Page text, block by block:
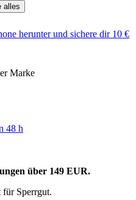
alles
herunter und sichere dir 10 €
Marke
48 h
über 149 EUR.
Sperrgut.